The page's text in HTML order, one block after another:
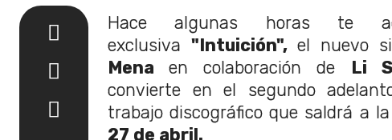
Hace algunas horas te
exclusiva "Intuición",el nuevo
Menaen colaboración de Li
convierte en el segundo
trabajo discográfico que saldrá a
27 de abril.